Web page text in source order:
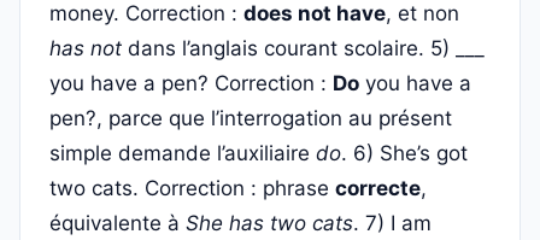
money. Correction : does not have, et non
has not dans l’anglais courant scolaire. 5) ___
you have a pen? Correction : Do you have a
pen?, parce que l’interrogation au présent
simple demande l’auxiliaire do. 6) She’s got
two cats. Correction : phrase correcte,
équivalente à She has two cats. 7) I am